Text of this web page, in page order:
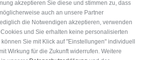
akzeptieren Sie diese und stimmen zu, dass
auch an unsere Partner
die Notwendigen akzeptieren, verwenden
und Sie erhalten keine personalisierten
Sie mit Klick auf "Einstellungen" individuell
Wirkung für die Zukunft widerrufen. Weitere